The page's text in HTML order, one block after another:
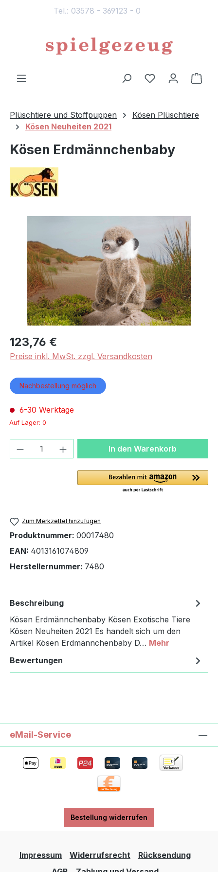
Tel.: 03578 - 369123 - 0
Du hast 0
Plüschtiere und Stoffpuppen
Kösen Plüschtiere
Kösen Neuheiten 2021
Kösen Erdmännchenbaby
123,76 €
Preise inkl. MwSt. zzgl. Versandkosten
Nachbestellung möglich
6-30 Werktage
Auf Lager: 0
Produkt Anzahl: Gib denIn den Warenkorb
Zum Merkzettel hinzufügen
Produktnummer: 00017480
EAN: 4013161074809
Herstellernummer: 7480
Beschreibung
Kösen Erdmännchenbaby Kösen Exotische Tiere
Kösen Neuheiten 2021 Es handelt sich um den
Artikel Kösen Erdmännchenbaby D… Mehr
Bewertungen
eMail-Service
Bestellung widerrufen
Impressum Widerrufsrecht
Rücksendung